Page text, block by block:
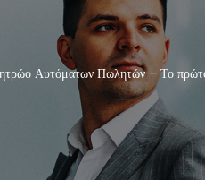
Αυτόματων Πωλητών – Το πρώτο